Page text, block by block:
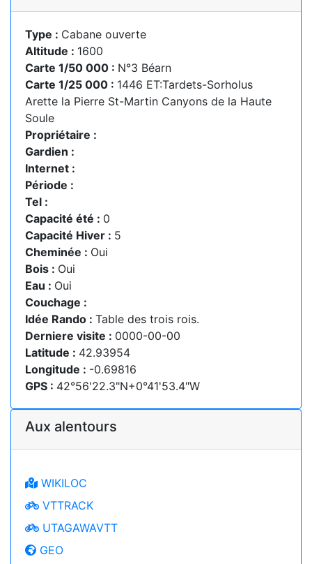
Type : Cabane ouverte
Altitude : 1600
Carte 1/50 000 : N°3 Béarn
Carte 1/25 000 : 1446 ET:Tardets-Sorholus
Arette la Pierre St-Martin Canyons de la Haute
Soule
Propriétaire :
Gardien :
Internet :
Période :
Tel :
Capacité été : 0
Capacité Hiver : 5
Cheminée : Oui
Bois : Oui
Eau : Oui
Couchage :
Idée Rando : Table des trois rois.
Derniere visite : 0000-00-00
Latitude : 42.93954
Longitude : -0.69816
GPS : 42°56'22.3"N+0°41'53.4"W
Aux alentours
WIKILOC
VTTRACK
UTAGAWAVTT
GEO